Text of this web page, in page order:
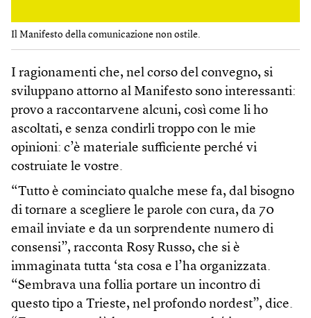
Il Manifesto della comunicazione non ostile.
I ragionamenti che, nel corso del convegno, si
sviluppano attorno al Manifesto sono interessanti:
provo a raccontarvene alcuni, così come li ho
ascoltati, e senza condirli troppo con le mie
opinioni: c’è materiale sufficiente perché vi
costruiate le vostre.
“Tutto è cominciato qualche mese fa, dal bisogno
di tornare a scegliere le parole con cura, da 70
email inviate e da un sorprendente numero di
consensi”, racconta Rosy Russo, che si è
immaginata tutta ‘sta cosa e l’ha organizzata.
“Sembrava una follia portare un incontro di
questo tipo a Trieste, nel profondo nordest”, dice.